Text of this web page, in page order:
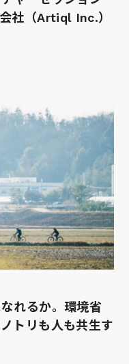
社（Artiql Inc.）
れるか。環境省
トリも人も共生す